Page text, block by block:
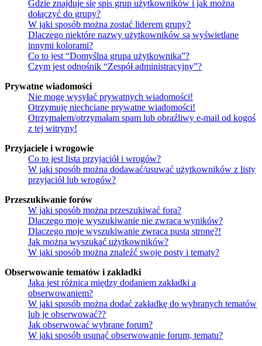
Gdzie znajduje się spis grup użytkowników i jak można
dołączyć do grupy?
W jaki sposób można zostać liderem grupy?
Dlaczego niektóre nazwy użytkowników są wyświetlane
innymi kolorami?
Co to jest “Domyślna grupa użytkownika”?
Czym jest odnośnik “Zespół administracyjny”?
Prywatne wiadomości
Nie mogę wysyłać prywatnych wiadomości!
Otrzymuję niechciane prywatne wiadomości!
Otrzymałem/otrzymałam spam lub obraźliwy e-mail od kogoś
z tej witryny!
Przyjaciele i wrogowie
Co to jest lista przyjaciół i wrogów?
W jaki sposób można dodawać/usuwać użytkowników z listy
przyjaciół lub wrogów?
Przeszukiwanie forów
W jaki sposób można przeszukiwać fora?
Dlaczego moje wyszukiwanie nie zwraca wyników?
Dlaczego moje wyszukiwanie zwraca pustą stronę?!
Jak można wyszukać użytkowników?
W jaki sposób można znaleźć swoje posty i tematy?
Obserwowanie tematów i zakładki
Jaka jest różnica między dodaniem zakładki a
obserwowaniem?
W jaki sposób można dodać zakładkę do wybranych tematów
lub je obserwować??
Jak obserwować wybrane forum?
W jaki sposób usunąć obserwowanie forum, tematu?